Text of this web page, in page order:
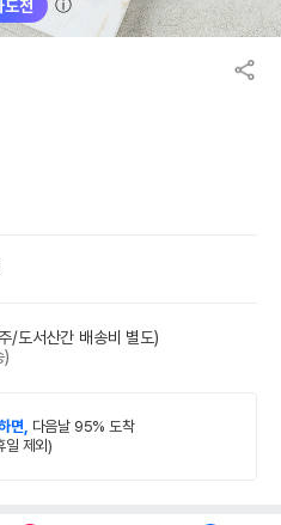
도전 ⓘ
/도서산간 배송비 별도)
)
면, 다음날 95% 도착
일 제외)